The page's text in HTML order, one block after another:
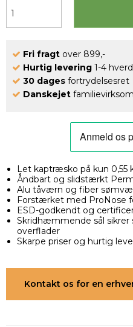
Fri fragt over 899,-
Hurtig levering 1-4
30 dages fortrydelsesret
Danskejet
Let kaptræsko på kun 0,55
Åndbart og slidstærkt
Alu tåværn og fiber
Forstærket med ProNose
ESD-godkendt og
Skridhæmmende sål
overflader
Skarpe priser og hurtig
Kontakt os for en